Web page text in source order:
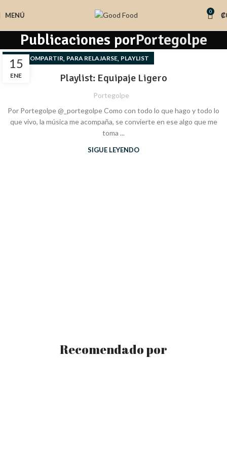
MENÚ 0 ₡
Publicaciones porPortegolpe
15
ENE
PARA COMPARTIR, PARA RELAJARSE, PLAYLIST
Playlist: Equipaje Ligero
Portegolpe
Por Portegolpe @_portegolpe Como con todo lo que hago y todo lo
que vivo, la música me acompaña, se convierte en ese algo que me
toma ...
SIGUE LEYENDO
Recomendado por